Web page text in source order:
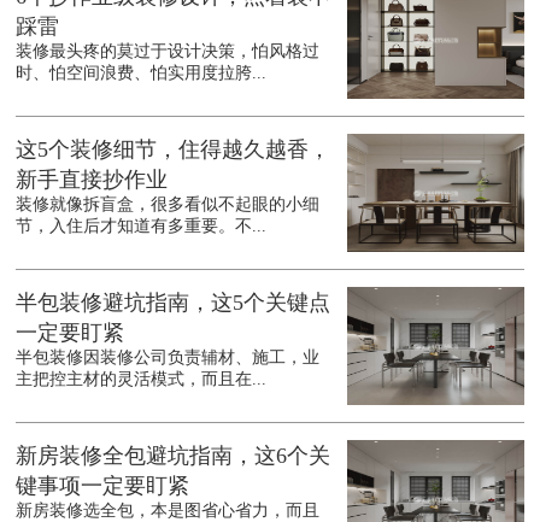
踩雷
装修最头疼的莫过于设计决策，怕风格过
时、怕空间浪费、怕实用度拉胯...
这5个装修细节，住得越久越香，
新手直接抄作业
装修就像拆盲盒，很多看似不起眼的小细
节，入住后才知道有多重要。不...
半包装修避坑指南，这5个关键点
一定要盯紧
半包装修因装修公司负责辅材、施工，业
主把控主材的灵活模式，而且在...
新房装修全包避坑指南，这6个关
键事项一定要盯紧
新房装修选全包，本是图省心省力，而且